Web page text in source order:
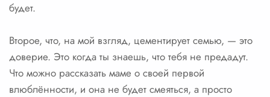
будет.
Второе, что, на мой взгляд, цементирует семью, — это
доверие. Это когда ты знаешь, что тебя не предадут.
Что можно рассказать маме о своей первой
влюблённости, и она не будет смеяться, а просто